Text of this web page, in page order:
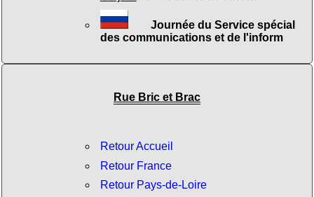
Journée du Service spécial
des communications et de l'inform
Rue Bric et Brac
Retour Accueil
Retour France
Retour Pays-de-Loire